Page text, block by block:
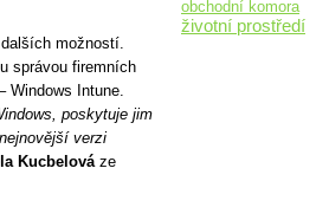
možností.
správou firemních
Windows Intune.
poskytuje jim
verzi
Kucbelováze
obchodní komora
životní prostředí